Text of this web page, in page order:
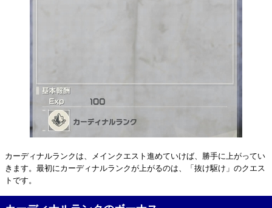
カーディナルランクは、メインクエスト進めていけば、勝手に上がってい
きます。最初にカーディナルランクが上がるのは、「抜け駆け」のクエス
トです。